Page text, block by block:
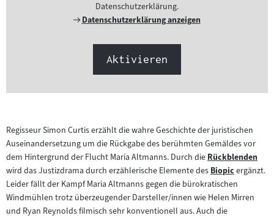
Datenschutzerklärung.
Externer
Datenschutzerklärung anzeigen
Aktivieren
Regisseur Simon Curtis erzählt die wahre Geschichte der juristischen
Auseinandersetzung um die Rückgabe des berühmten Gemäldes vor
dem Hintergrund der Flucht Maria Altmanns. Durch dieZum
Inhalt:
Rückblenden
wird das Justizdrama durch erzählerische Elemente desZum
Inhalt:
Biopic ergänzt.
Leider fällt der Kampf Maria Altmanns gegen die bürokratischen
Windmühlen trotz überzeugender Darsteller/innen wie Helen Mirren
und Ryan Reynolds filmisch sehr konventionell aus. Auch die